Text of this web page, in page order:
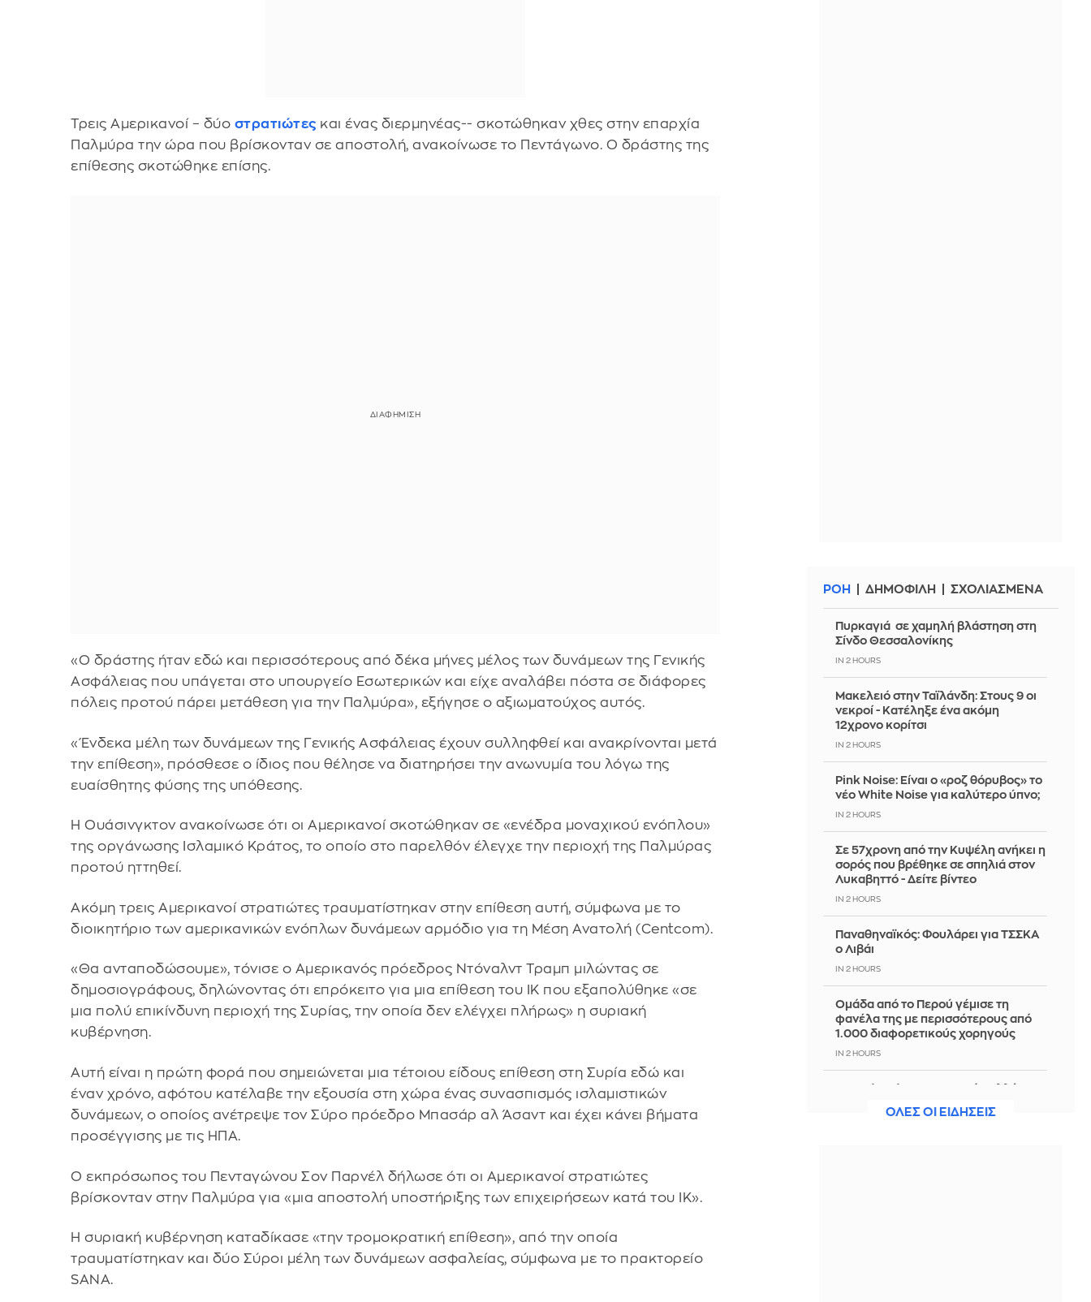
Τρεις Αμερικανοί – δύο στρατιώτες και ένας διερμηνέας-- σκοτώθηκαν χθες στην επαρχία
Παλμύρα την ώρα που βρίσκονταν σε αποστολή, ανακοίνωσε το Πεντάγωνο. Ο δράστης της
επίθεσης σκοτώθηκε επίσης.
«Ο δράστης ήταν εδώ και περισσότερους από δέκα μήνες μέλος των δυνάμεων της Γενικής
Ασφάλειας που υπάγεται στο υπουργείο Εσωτερικών και είχε αναλάβει πόστα σε διάφορες
πόλεις προτού πάρει μετάθεση για την Παλμύρα», εξήγησε ο αξιωματούχος αυτός.
«Ένδεκα μέλη των δυνάμεων της Γενικής Ασφάλειας έχουν συλληφθεί και ανακρίνονται μετά
την επίθεση», πρόσθεσε ο ίδιος που θέλησε να διατηρήσει την ανωνυμία του λόγω της
ευαίσθητης φύσης της υπόθεσης.
Η Ουάσινγκτον ανακοίνωσε ότι οι Αμερικανοί σκοτώθηκαν σε «ενέδρα μοναχικού ενόπλου»
της οργάνωσης Ισλαμικό Κράτος, το οποίο στο παρελθόν έλεγχε την περιοχή της Παλμύρας
προτού ηττηθεί.
Ακόμη τρεις Αμερικανοί στρατιώτες τραυματίστηκαν στην επίθεση αυτή, σύμφωνα με το
διοικητήριο των αμερικανικών ενόπλων δυνάμεων αρμόδιο για τη Μέση Ανατολή (Centcom).
«Θα ανταποδώσουμε», τόνισε ο Αμερικανός πρόεδρος Ντόναλντ Τραμπ μιλώντας σε
δημοσιογράφους, δηλώνοντας ότι επρόκειτο για μια επίθεση του ΙΚ που εξαπολύθηκε «σε
μια πολύ επικίνδυνη περιοχή της Συρίας, την οποία δεν ελέγχει πλήρως» η συριακή
κυβέρνηση.
Αυτή είναι η πρώτη φορά που σημειώνεται μια τέτοιου είδους επίθεση στη Συρία εδώ και
έναν χρόνο, αφότου κατέλαβε την εξουσία στη χώρα ένας συνασπισμός ισλαμιστικών
δυνάμεων, ο οποίος ανέτρεψε τον Σύρο πρόεδρο Μπασάρ αλ Άσαντ και έχει κάνει βήματα
προσέγγισης με τις ΗΠΑ.
Ο εκπρόσωπος του Πενταγώνου Σον Παρνέλ δήλωσε ότι οι Αμερικανοί στρατιώτες
βρίσκονταν στην Παλμύρα για «μια αποστολή υποστήριξης των επιχειρήσεων κατά του ΙΚ».
Η συριακή κυβέρνηση καταδίκασε «την τρομοκρατική επίθεση», από την οποία
τραυματίστηκαν και δύο Σύροι μέλη των δυνάμεων ασφαλείας, σύμφωνα με το πρακτορείο
SANA.
ΡΟΗ ΔΗΜΟΦΙΛΗ ΣΧΟΛΙΑΣΜΕΝΑ
Πυρκαγιά σε χαμηλή βλάστηση στη
Σίνδο Θεσσαλονίκης
IN 2 HOURS
Μακελειό στην Ταϊλάνδη: Στους 9 οι
νεκροί - Κατέληξε ένα ακόμη
12χρονο κορίτσι
IN 2 HOURS
Pink Noise: Είναι ο «ροζ θόρυβος» το
νέο White Noise για καλύτερο ύπνο;
IN 2 HOURS
Σε 57χρονη από την Κυψέλη ανήκει η
σορός που βρέθηκε σε σπηλιά στον
Λυκαβηττό - Δείτε βίντεο
IN 2 HOURS
Παναθηναϊκός: Φουλάρει για ΤΣΣΚΑ
ο Λιβάι
IN 2 HOURS
Ομάδα από το Περού γέμισε τη
φανέλα της με περισσότερους από
1.000 διαφορετικούς χορηγούς
IN 2 HOURS
υψηλός ο κίνδυνος πυρκαγιάς
ΟΛΕΣ ΟΙ ΕΙΔΗΣΕΙΣ